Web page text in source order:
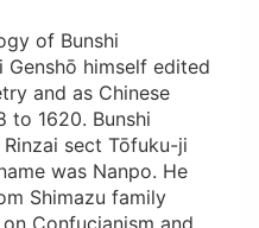
of Bunshi
Genshō himself edited
and as Chinese
to 1620. Bunshi
sect Tōfuku-ji
was Nanpo. He
Shimazu family
Confucianism and